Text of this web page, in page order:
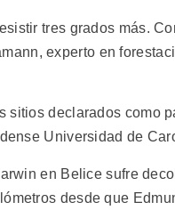
tres grados más.
experto en
declarados como
Universidad de
en Belice sufre
desde que